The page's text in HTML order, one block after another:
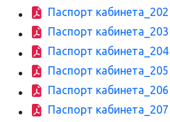
Паспорт кабинета_202
Паспорт кабинета_203
Паспорт кабинета_204
Паспорт кабинета_205
Паспорт кабинета_206
Паспорт кабинета_207